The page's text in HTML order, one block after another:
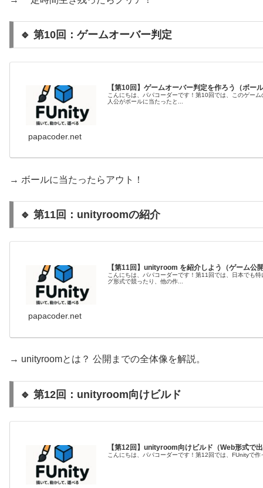
🔹 第10回：ゲームオーバー判定
【第10回】ゲームオーバー判定を作ろう（ボー
こんにちは、パパコーダーです！第10回では、このゲー
人公がボールに当たったと...
papacoder.net
→ ボールに当たったらアウト！
🔹 第11回：unityroomの紹介
【第11回】unityroom を紹介しよう（ゲーム公
こんにちは、パパコーダーです！第11回では、日本でも
グ形式で競ったり、他の作...
papacoder.net
→ unityroomとは？ 公開までの全体像を解説。
🔹 第12回：unityroom向けビルド
【第12回】unityroom向けビルド（Web形式で
こんにちは、パパコーダーです！第12回では、FUnityで